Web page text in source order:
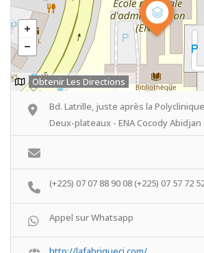
Obtenir Les Directions
Bd. Latrille, juste après la
Deux-plateaux - ENA Cocody Abidjan
(+225) 07 07 88 90 08 (+225) 07 57 72
Appel sur Whatsapp